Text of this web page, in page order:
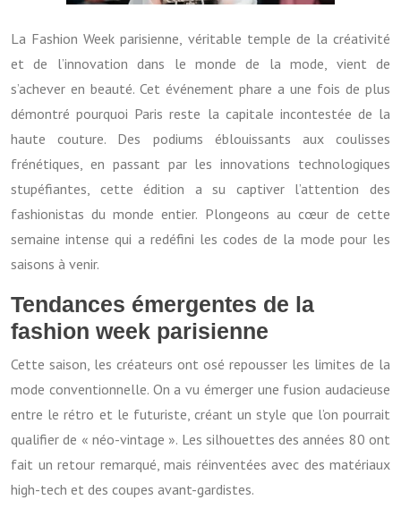
La Fashion Week parisienne, véritable temple de la créativité
et de l’innovation dans le monde de la mode, vient de
s’achever en beauté. Cet événement phare a une fois de plus
démontré pourquoi Paris reste la capitale incontestée de la
haute couture. Des podiums éblouissants aux coulisses
frénétiques, en passant par les innovations technologiques
stupéfiantes, cette édition a su captiver l’attention des
fashionistas du monde entier. Plongeons au cœur de cette
semaine intense qui a redéfini les codes de la mode pour les
saisons à venir.
Tendances émergentes de la
fashion week parisienne
Cette saison, les créateurs ont osé repousser les limites de la
mode conventionnelle. On a vu émerger une fusion audacieuse
entre le rétro et le futuriste, créant un style que l’on pourrait
qualifier de « néo-vintage ». Les silhouettes des années 80 ont
fait un retour remarqué, mais réinventées avec des matériaux
high-tech et des coupes avant-gardistes.